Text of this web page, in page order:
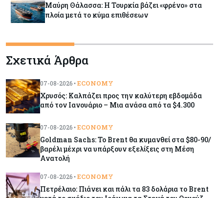
Μαύρη Θάλασσα: Η Τουρκία βάζει «φρένο» στα
πλοία μετά το κύμα επιθέσεων
Tech 09-08-2026
Τεχνητή νοημοσύνη: Αλλάζει τα δεδομένα στην
επικοινωνία – Μια επικίνδυνη «τελειότητα»
Κόσμος 09-08-2026
Ορμούζ: Το Ιράν «φρενάρει» το άνοιγμα των
Κύπρος 09-08-2026
Δεν τίθεται θέμα (για την ώρα) για τη θαλάσσια
Σχετικά Άρθρα
07-08-2026 • ECONOMY
Χρυσός: Καλπάζει προς την καλύτερη εβδομάδα
από τον Ιανουάριο – Μια ανάσα από τα $4.300
07-08-2026 • ECONOMY
Goldman Sachs: Το Brent θα κυμανθεί στα $80-90/
βαρέλι μέχρι να υπάρξουν εξελίξεις στη Μέση
Ανατολή
07-08-2026 • ECONOMY
Πετρέλαιο: Πιάνει και πάλι τα 83 δολάρια το Brent